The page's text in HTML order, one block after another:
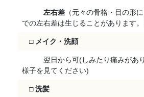
左右差（元々の骨格・目の形
での左右差は生じることがあります。
□ メイク・洗顔
翌日から可(しみたり痛みがあり
様子を見てください)
□ 洗髪